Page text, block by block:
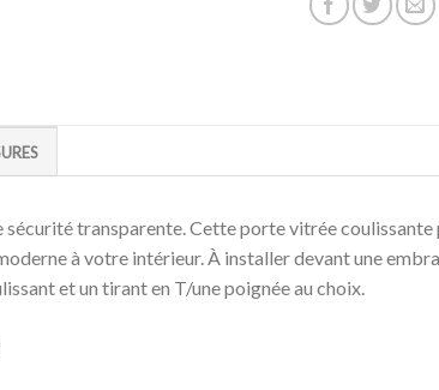
transparente. Cette porte vitrée
à votre intérieur. À installer devant une
et un tirant en T/une poignée au choix.